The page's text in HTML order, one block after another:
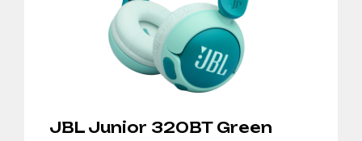
JBL Junior 320BT Green